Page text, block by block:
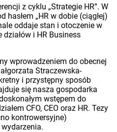
z cyklu „Strategie HR”. W
„HR w dobie (ciągłej)
oddaje stan i otoczenie w
i HR Business
wprowadzeniem do obecnej
Straczewska-
i przystępny sposób
się nasza gospodarka
wstępem do
CFO, CEO oraz HR. Tezy
kontrowersyjne)